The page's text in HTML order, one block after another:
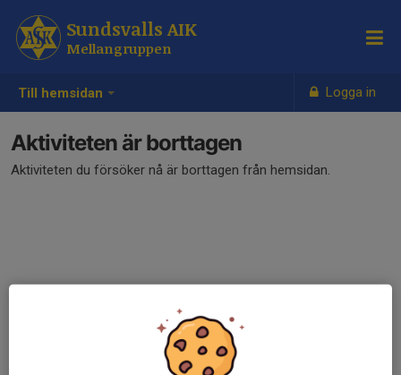
Till hemsidan Logga in
Sundsvalls AIK
Mellangruppen
Aktiviteten är borttagen
Aktiviteten du försöker nå är borttagen från hemsidan.